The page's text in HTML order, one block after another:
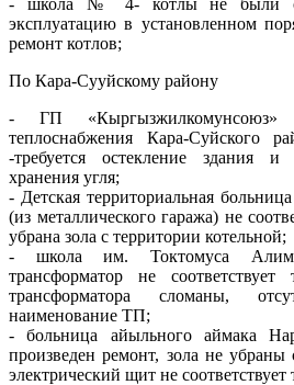
эксплуатацию в установленном
ремонт котлов;
По Кара-Сууйскому району
- ГП «Кыргызжилкомунсоюз»
теплоснабжения Кара-Суйского
-требуется остекление здания и
хранения угля;
- Детская территориальная
(из металлического гаража) не
убрана зола с территории котельной;
- школа им. Токтомуса
трансформатор не
трансформатора сломаны,
наименование ТП;
- больница айыльного аймака
произведен ремонт, зола не убраны
электрический щит не соответствует